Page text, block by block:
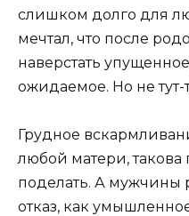
слишком долго для
мечтал, что после
наверстать
ожидаемое. Но не тут-
Грудное
любой матери,
поделать. А мужчины
отказ, как